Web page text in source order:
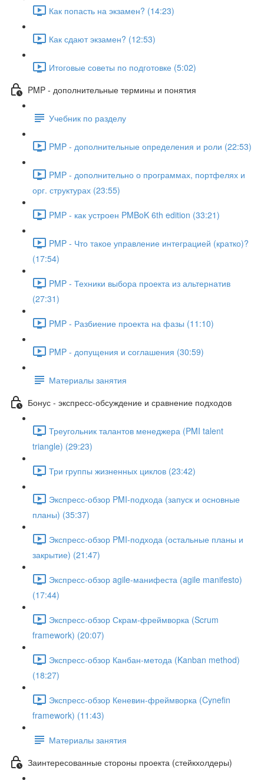
Как попасть на экзамен? (14:23)
Как сдают экзамен? (12:53)
Итоговые советы по подготовке (5:02)
PMP - дополнительные термины и понятия
Учебник по разделу
PMP - дополнительные определения и роли (22:53)
PMP - дополнительно о программах, портфелях и
орг. структурах (23:55)
PMP - как устроен PMBoK 6th edition (33:21)
PMP - Что такое управление интеграцией (кратко)?
(17:54)
PMP - Техники выбора проекта из альтернатив
(27:31)
PMP - Разбиение проекта на фазы (11:10)
PMP - допущения и соглашения (30:59)
Материалы занятия
Бонус - экспресс-обсуждение и сравнение подходов
Треугольник талантов менеджера (PMI talent
triangle) (29:23)
Три группы жизненных циклов (23:42)
Экспресс-обзор PMI-подхода (запуск и основные
планы) (35:37)
Экспресс-обзор PMI-подхода (остальные планы и
закрытие) (21:47)
Экспресс-обзор agile-манифеста (agile manifesto)
(17:44)
Экспресс-обзор Скрам-фреймворка (Scrum
framework) (20:07)
Экспресс-обзор Канбан-метода (Kanban method)
(18:27)
Экспресс-обзор Кеневин-фреймворка (Cynefin
framework) (11:43)
Материалы занятия
Заинтересованные стороны проекта (стейкхолдеры)